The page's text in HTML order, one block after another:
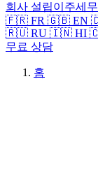
회사 설립이주세
🇫🇷 FR 🇬🇧 EN
🇷🇺 RU 🇮🇳 HI
무료 상담
홈